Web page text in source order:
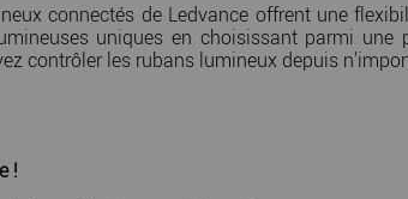
connectés de Ledvance offrent une
uniques en choisissant parmi une
contrôler les rubans lumineux depuis
!